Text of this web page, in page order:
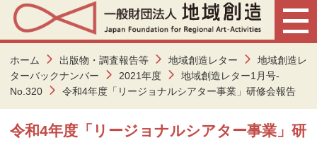
ホーム 出版物・調査報告等 地域創造レター
地域創造レ
ターバックナンバー
2021年度
地域創造レター1月号-
No.320
令和4年度「リージョナルシアター事業」研修会報告
令和4年度「リージョナルシアター事業」研